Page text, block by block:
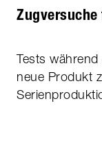
Tests
neue Produkt